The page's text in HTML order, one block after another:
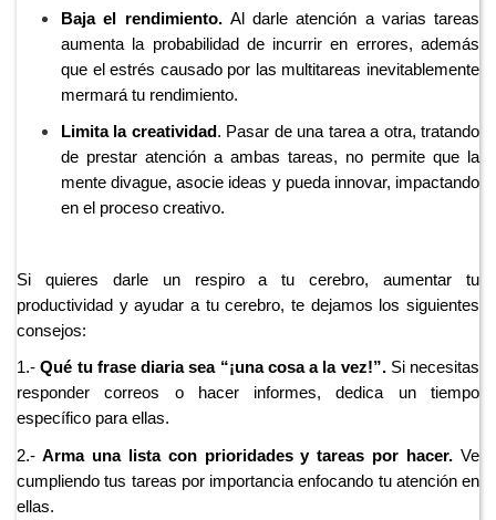
Baja el rendimiento. Al darle atención a varias tareas
aumenta la probabilidad de incurrir en errores, además
que el estrés causado por las multitareas inevitablemente
mermará tu rendimiento.
Limita la creatividad. Pasar de una tarea a otra, tratando
de prestar atención a ambas tareas, no permite que la
mente divague, asocie ideas y pueda innovar, impactando
en el proceso creativo.
Si quieres darle un respiro a tu cerebro, aumentar tu
productividad y ayudar a tu cerebro, te dejamos los siguientes
consejos:
1.-Qué tu frase diaria sea “¡una cosa a la vez!”.Si necesitas
responder correos o hacer informes, dedica un tiempo
específico para ellas.
2.- Arma una lista con prioridades y tareas por hacer. Ve
cumpliendo tus tareas por importancia enfocando tu atención en
ellas.